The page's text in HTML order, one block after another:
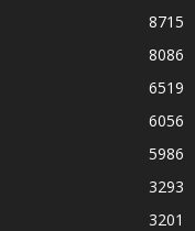
8715
8086
6519
6056
5986
3293
3201